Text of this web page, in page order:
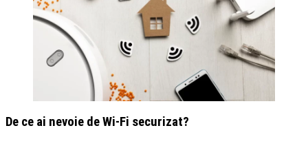
De ce ai nevoie de Wi-Fi securizat?